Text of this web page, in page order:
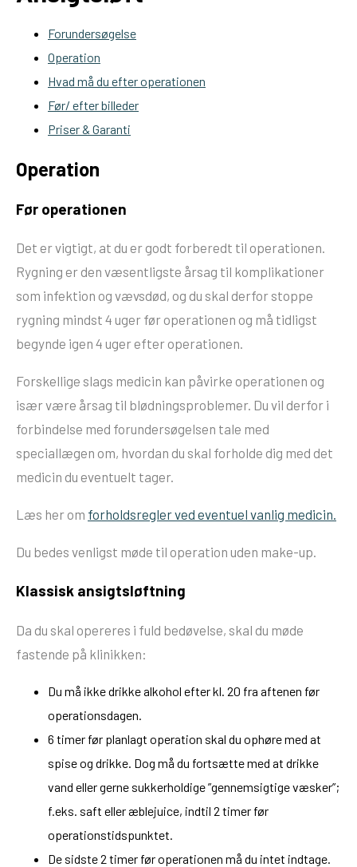
Forundersøgelse
Operation
Hvad må du efter operationen
Før/ efter billeder
Priser & Garanti
Operation
Før operationen
Det er vigtigt, at du er godt forberedt til operationen.
Rygning er den væsentligste årsag til komplikationer
som infektion og vævsdød, og du skal derfor stoppe
rygning mindst 4 uger før operationen og må tidligst
begynde igen 4 uger efter operationen.
Forskellige slags medicin kan påvirke operationen og
især være årsag til blødningsproblemer. Du vil derfor i
forbindelse med forundersøgelsen tale med
speciallægen om, hvordan du skal forholde dig med det
medicin du eventuelt tager.
Læs her om forholdsregler ved eventuel vanlig medicin.
Du bedes venligst møde til operation uden make-up.
Klassisk ansigtsløftning
Da du skal opereres i fuld bedøvelse, skal du møde
fastende på klinikken:
Du må ikke drikke alkohol efter kl. 20 fra aftenen før
operationsdagen.
6 timer før planlagt operation skal du ophøre med at
spise og drikke. Dog må du fortsætte med at drikke
vand eller gerne sukkerholdige ”gennemsigtige væsker”;
f.eks. saft eller æblejuice, indtil 2 timer før
operationstidspunktet.
De sidste 2 timer før operationen må du intet indtage.